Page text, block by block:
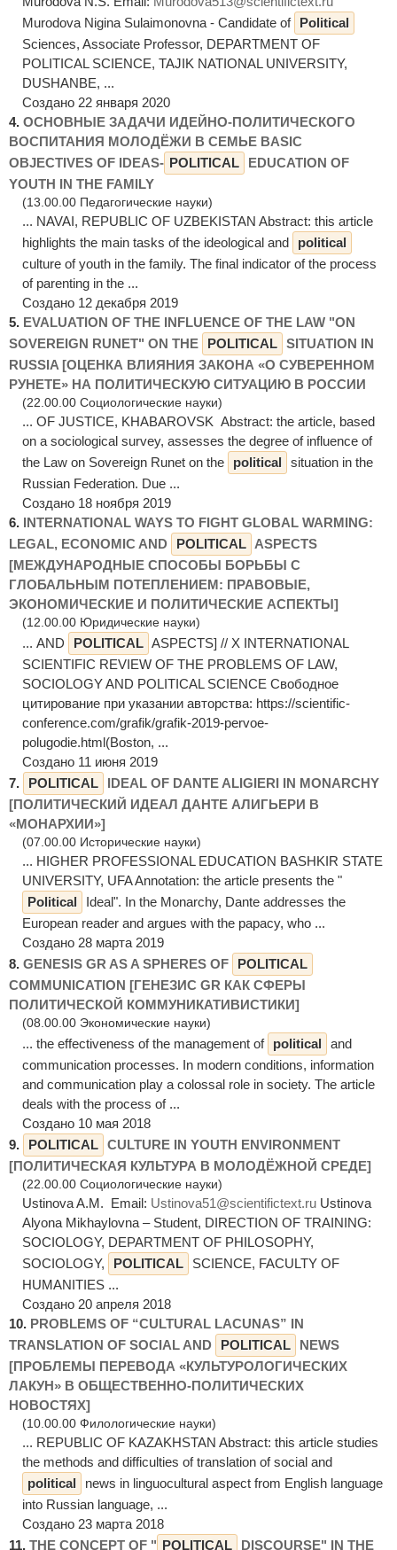
Murodova Nigina Sulaimonovna - Candidate of Political
Sciences, Associate Professor, DEPARTMENT OF
POLITICAL SCIENCE, TAJIK NATIONAL UNIVERSITY,
DUSHANBE, ...
Создано 22 января 2020
4. ОСНОВНЫЕ ЗАДАЧИ ИДЕЙНО-ПОЛИТИЧЕСКОГО
ВОСПИТАНИЯ МОЛОДЁЖИ В СЕМЬЕ BASIC
OBJECTIVES OF IDEAS- POLITICAL
EDUCATION OF
YOUTH IN THE FAMILY
(13.00.00 Педагогические науки)
... NAVAI, REPUBLIC OF UZBEKISTAN Abstract: this article
highlights the main tasks of the ideological and
political
culture of youth in the family. The final indicator of the process
of parenting in the ...
Создано 12 декабря 2019
5. EVALUATION OF THE INFLUENCE OF THE LAW "ON
SOVEREIGN RUNET" ON THE
POLITICAL SITUATION IN
RUSSIA [ОЦЕНКА ВЛИЯНИЯ ЗАКОНА «О СУВЕРЕННОМ
РУНЕТЕ» НА ПОЛИТИЧЕСКУЮ СИТУАЦИЮ В РОССИИ
(22.00.00 Социологические науки)
... OF JUSTICE, KHABAROVSK Abstract: the article, based
on a sociological survey, assesses the degree of influence of
the Law on Sovereign Runet on the
political situation in the
Russian Federation. Due ...
Создано 18 ноября 2019
6. INTERNATIONAL WAYS TO FIGHT GLOBAL WARMING:
LEGAL, ECONOMIC AND
POLITICAL ASPECTS
[МЕЖДУНАРОДНЫЕ СПОСОБЫ БОРЬБЫ С
ГЛОБАЛЬНЫМ ПОТЕПЛЕНИЕМ: ПРАВОВЫЕ,
ЭКОНОМИЧЕСКИЕ И ПОЛИТИЧЕСКИЕ АСПЕКТЫ]
(12.00.00 Юридические науки)
... AND POLITICAL ASPECTS] // X INTERNATIONAL
SCIENTIFIC REVIEW OF THE PROBLEMS OF LAW,
SOCIOLOGY AND POLITICAL SCIENCE Свободное
цитирование при указании авторства: https://scientific-
conference.com/grafik/grafik-2019-pervoe-
polugodie.html(Boston, ...
Создано 11 июня 2019
7.
POLITICAL
IDEAL OF DANTE ALIGIERI IN MONARCHY
[ПОЛИТИЧЕСКИЙ ИДЕАЛ ДАНТЕ АЛИГЬЕРИ В
«МОНАРХИИ»]
(07.00.00 Исторические науки)
... HIGHER PROFESSIONAL EDUCATION BASHKIR STATE
UNIVERSITY, UFA Annotation: the article presents the "
Political
Ideal". In the Monarchy, Dante addresses the
European reader and argues with the papacy, who ...
Создано 28 марта 2019
8. GENESIS GR AS A SPHERES OF
POLITICAL
COMMUNICATION [ГЕНЕЗИС GR КАК СФЕРЫ
ПОЛИТИЧЕСКОЙ КОММУНИКАТИВИСТИКИ]
(08.00.00 Экономические науки)
... the effectiveness of the management of political and
communication processes. In modern conditions, information
and communication play a colossal role in society. The article
deals with the process of ...
Создано 10 мая 2018
9.
POLITICAL CULTURE IN YOUTH ENVIRONMENT
[ПОЛИТИЧЕСКАЯ КУЛЬТУРА В МОЛОДЁЖНОЙ СРЕДЕ]
(22.00.00 Социологические науки)
Ustinova A.M. Email: Ustinova51@scientifictext.ru Ustinova
Alyona Mikhaylovna – Student, DIRECTION OF TRAINING:
SOCIOLOGY, DEPARTMENT OF PHILOSOPHY,
SOCIOLOGY,
POLITICAL
SCIENCE, FACULTY OF
HUMANITIES ...
Создано 20 апреля 2018
10. PROBLEMS OF “CULTURAL LACUNAS” IN
TRANSLATION OF SOCIAL AND
POLITICAL
NEWS
[ПРОБЛЕМЫ ПЕРЕВОДА «КУЛЬТУРОЛОГИЧЕСКИХ
ЛАКУН» В ОБЩЕСТВЕННО-ПОЛИТИЧЕСКИХ
НОВОСТЯХ]
(10.00.00 Филологические науки)
... REPUBLIC OF KAZAKHSTAN Abstract: this article studies
the methods and difficulties of translation of social and
political
news in linguocultural aspect from English language
into Russian language, ...
Создано 23 марта 2018
11. THE CONCEPT OF " POLITICAL DISCOURSE" IN THE